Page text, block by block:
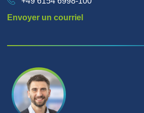
Envoyer un courriel